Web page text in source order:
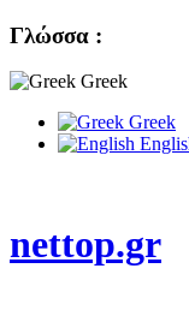
Γλώσσα :
Greek
Greek
nettop.gr